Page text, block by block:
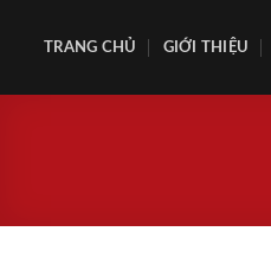
TRANG CHỦ GIỚI THIỆU